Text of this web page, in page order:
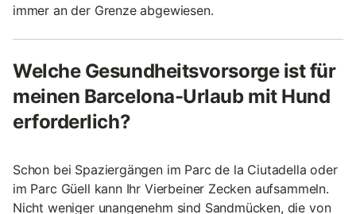
immer an der Grenze abgewiesen.
Welche Gesundheitsvorsorge ist für
meinen Barcelona-Urlaub mit Hund
erforderlich?
Schon bei Spaziergängen im Parc de la Ciutadella oder
im Parc Güell kann Ihr Vierbeiner Zecken aufsammeln.
Nicht weniger unangenehm sind Sandmücken, die von